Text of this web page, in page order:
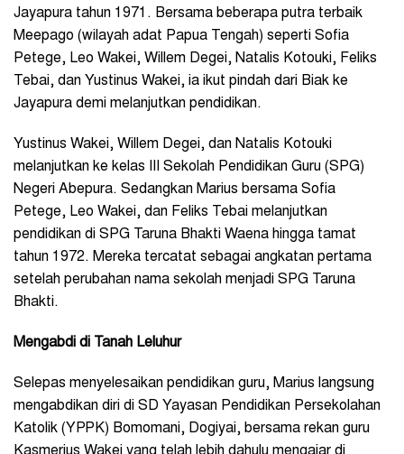
Jayapura tahun 1971. Bersama beberapa putra terbaik
Meepago (wilayah adat Papua Tengah) seperti Sofia
Petege, Leo Wakei, Willem Degei, Natalis Kotouki, Feliks
Tebai, dan Yustinus Wakei, ia ikut pindah dari Biak ke
Jayapura demi melanjutkan pendidikan.
Yustinus Wakei, Willem Degei, dan Natalis Kotouki
melanjutkan ke kelas III Sekolah Pendidikan Guru (SPG)
Negeri Abepura. Sedangkan Marius bersama Sofia
Petege, Leo Wakei, dan Feliks Tebai melanjutkan
pendidikan di SPG Taruna Bhakti Waena hingga tamat
tahun 1972. Mereka tercatat sebagai angkatan pertama
setelah perubahan nama sekolah menjadi SPG Taruna
Bhakti.
Mengabdi di Tanah Leluhur
Selepas menyelesaikan pendidikan guru, Marius langsung
mengabdikan diri di SD Yayasan Pendidikan Persekolahan
Katolik (YPPK) Bomomani, Dogiyai, bersama rekan guru